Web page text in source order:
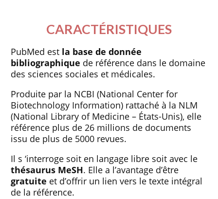
CARACTÉRISTIQUES
PubMed est la base de donnée
bibliographique de référence dans le domaine
des sciences sociales et médicales.
Produite par la NCBI (National Center for
Biotechnology Information) rattaché à la NLM
(National Library of Medicine – États-Unis), elle
référence plus de 26 millions de documents
issu de plus de 5000 revues.
Il s ‘interroge soit en langage libre soit avec le
thésaurus MeSH. Elle a l’avantage d’être
gratuite et d’offrir un lien vers le texte intégral
de la référence.